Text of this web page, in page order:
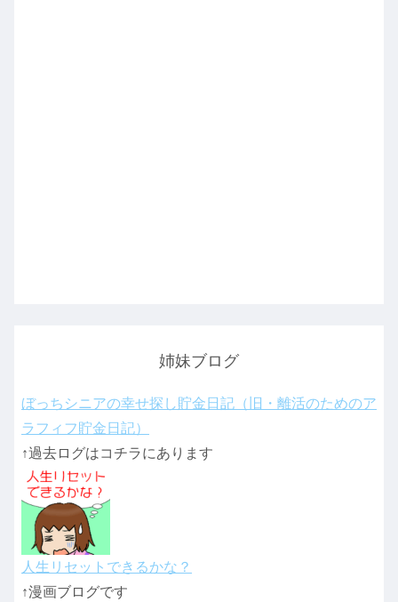
姉妹ブログ
ぼっちシニアの幸せ探し貯金日記（旧・離活のためのア
ラフィフ貯金日記）
↑過去ログはコチラにあります
人生リセットできるかな？
↑漫画ブログです